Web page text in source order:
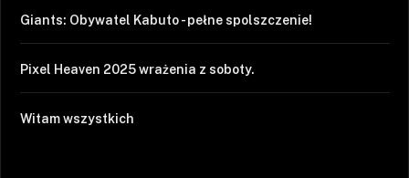
Giants: Obywatel Kabuto - pełne spolszczenie!
Pixel Heaven 2025 wrażenia z soboty.
Witam wszystkich